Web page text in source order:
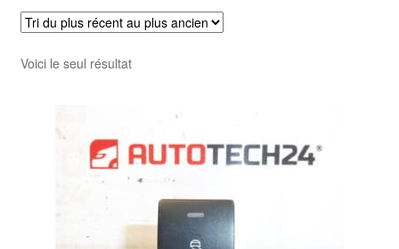
Plainte
Politique de confidentialité
Procédure de Réclamation
Voici le seul résultat